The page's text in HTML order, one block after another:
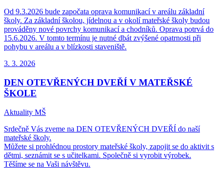
Od 9.3.2026 bude započata oprava komunikací v areálu základní
školy. Za základní školou, jídelnou a v okolí mateřské školy budou
prováděny nové povrchy komunikací a chodníků. Oprava potrvá do
15.6.2026. V tomto termínu je nutné dbát zvýšené opatrnosti při
pohybu v areálu a v blízkosti staveniště.
3. 3. 2026
DEN OTEVŘENÝCH DVEŘÍ V MATEŘSKÉ
ŠKOLE
Aktuality MŠ
Srdečně Vás zveme na DEN OTEVŘENÝCH DVEŘÍ do naší
mateřské školy.
Můžete si prohlédnou prostory mateřské školy, zapojit se do aktivit s
dětmi, seznámit se s učitelkami. Společně si vyrobit výrobek.
Těšíme se na Vaši návštěvu.